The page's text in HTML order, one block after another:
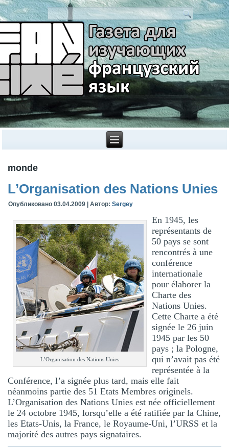
monde
L’Organisation des Nations Unies
Опубликовано 03.04.2009 |Автор: Sergey
L’Organisation des Nations Unies
En 1945, les
représentants de
50 pays se sont
rencontrés à une
conférence
internationale
pour élaborer la
Charte des
Nations Unies.
Cette Charte a été
signée le 26 juin
1945 par les 50
pays ; la Pologne,
qui n’avait pas été
représentée à la
Conférence, l’a signée plus tard, mais elle fait
néanmoins partie des 51 Etats Membres originels.
L’Organisation des Nations Unies est née officiellement
le 24 octobre 1945, lorsqu’elle a été ratifiée par la Chine,
les Etats-Unis, la France, le Royaume-Uni, l’URSS et la
majorité des autres pays signataires.